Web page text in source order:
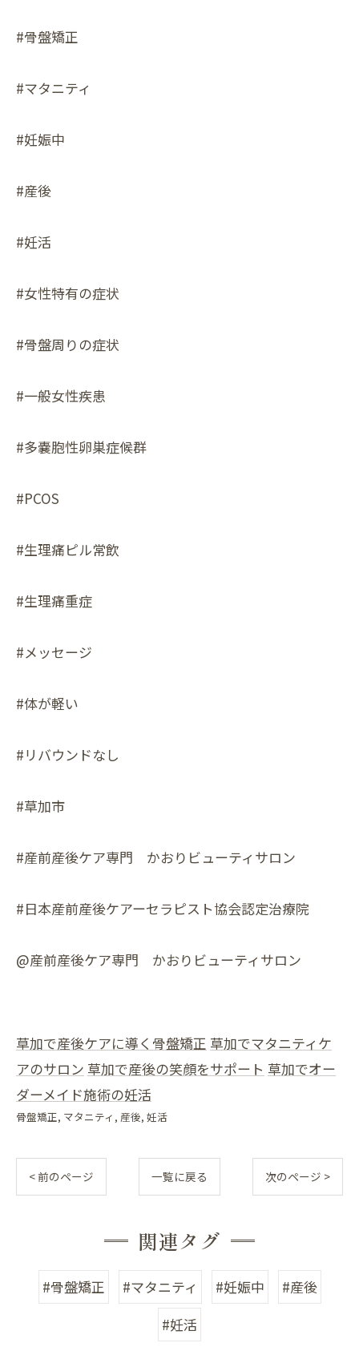
#骨盤矯正
#マタニティ
#妊娠中
#産後
#妊活
#女性特有の症状
#骨盤周りの症状
#一般女性疾患
#多嚢胞性卵巣症候群
#PCOS
#生理痛ピル常飲
#生理痛重症
#メッセージ
#体が軽い
#リバウンドなし
#草加市
#産前産後ケア専門 かおりビューティサロン
#日本産前産後ケアーセラピスト協会認定治療院
@産前産後ケア専門 かおりビューティサロン
草加で産後ケアに導く骨盤矯正 草加でマタニティケ
アのサロン 草加で産後の笑顔をサポート 草加でオー
ダーメイド施術の妊活
骨盤矯正 マタニティ 産後 妊活
< 前のページ 一覧に戻る 次のページ >
関連タグ
#骨盤矯正 #マタニティ #妊娠中
#産後
#妊活